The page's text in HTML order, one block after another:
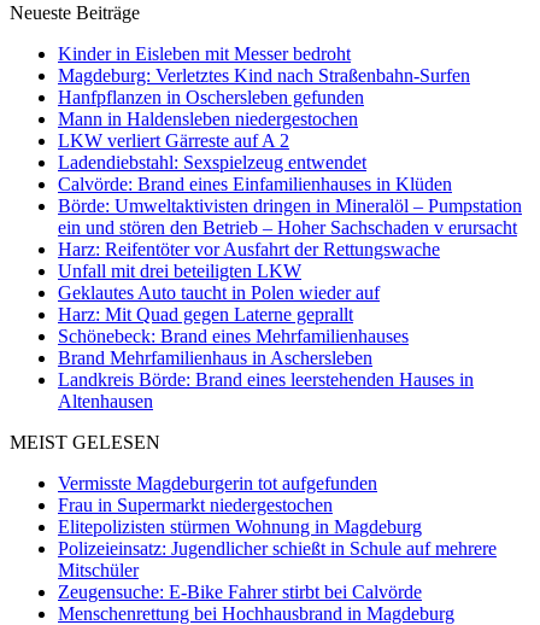
Neueste Beiträge
Kinder in Eisleben mit Messer bedroht
Magdeburg: Verletztes Kind nach Straßenbahn-Surfen
Hanfpflanzen in Oschersleben gefunden
Mann in Haldensleben niedergestochen
LKW verliert Gärreste auf A 2
Ladendiebstahl: Sexspielzeug entwendet
Calvörde: Brand eines Einfamilienhauses in Klüden
Börde: Umweltaktivisten dringen in Mineralöl – Pumpstation
ein und stören den Betrieb – Hoher Sachschaden v erursacht
Harz: Reifentöter vor Ausfahrt der Rettungswache
Unfall mit drei beteiligten LKW
Geklautes Auto taucht in Polen wieder auf
Harz: Mit Quad gegen Laterne geprallt
Schönebeck: Brand eines Mehrfamilienhauses
Brand Mehrfamilienhaus in Aschersleben
Landkreis Börde: Brand eines leerstehenden Hauses in
Altenhausen
MEIST GELESEN
Vermisste Magdeburgerin tot aufgefunden
Frau in Supermarkt niedergestochen
Elitepolizisten stürmen Wohnung in Magdeburg
Polizeieinsatz: Jugendlicher schießt in Schule auf mehrere
Mitschüler
Zeugensuche: E-Bike Fahrer stirbt bei Calvörde
Menschenrettung bei Hochhausbrand in Magdeburg